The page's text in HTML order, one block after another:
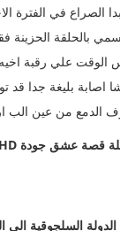
حيث يبدا الصراع في
بالحلقة الحزينة
الوقت علي رقبة
بليغة جدا قد
الدمع من عين الب
السلجوقية